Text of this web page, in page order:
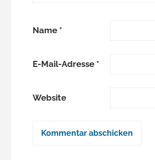
Name *
E-Mail-Adresse *
Website